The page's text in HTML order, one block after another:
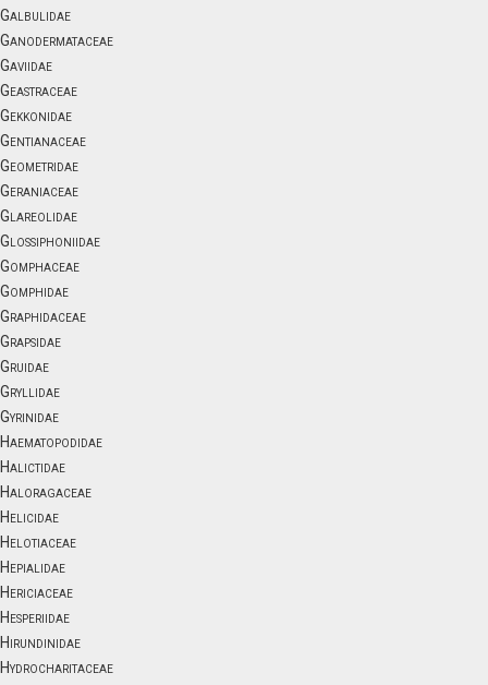
Galbulidae
Ganodermataceae
Gaviidae
Geastraceae
Gekkonidae
Gentianaceae
Geometridae
Geraniaceae
Glareolidae
Glossiphoniidae
Gomphaceae
Gomphidae
Graphidaceae
Grapsidae
Gruidae
Gryllidae
Gyrinidae
Haematopodidae
Halictidae
Haloragaceae
Helicidae
Helotiaceae
Hepialidae
Hericiaceae
Hesperiidae
Hirundinidae
Hydrocharitaceae